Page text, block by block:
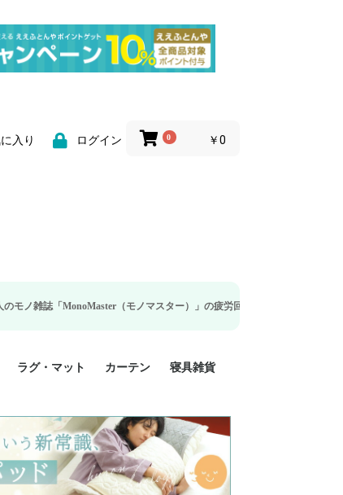
入り ログイン 0 ￥0
（モノマスター）」の疲労回復・睡眠の向上特集に当社のリカバリ
け布団カバー
け布団カバー
グ 掛け布団
掛け布団カバ
布団カバー
掛け布団カ
け布団カバー
団カバー
布団カバー
敷布団カバ
布団カバー
グ 敷布団カ
団カバー
カバー
カバー
カバー
バーシーツ
グ BOXシー
BOXシーツ
シーツ
グ BOXシー
ット
ット
ズ
ラグ・マット カーテン
既成カーテンのサイズ
遮光カーテン
レース・シアーカーテン
Disney ディズニーカーテ
ン
MOOMIN ムーミンカーテ
ン
PEANUTS ピーナツカー
テン (SNOOPY スヌーピ
ー)
寝具雑貨
美容・化粧品
シルク寝具・雑貨
HURONテクノロジー リ
カバリー寝具
ソファカバー
ひざ掛け
パジャマ
クッション
玄関・フロアーマット
ペット用ベッド
インテリア
その他寝具雑貨